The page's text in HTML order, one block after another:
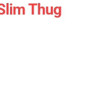
Thug